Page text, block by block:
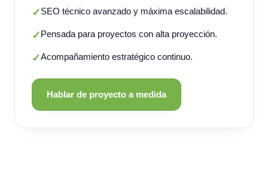
✓SEO técnico avanzado y máxima escalabilidad.
✓Pensada para proyectos con alta proyección.
✓Acompañamiento estratégico continuo.
Hablar de proyecto a medida